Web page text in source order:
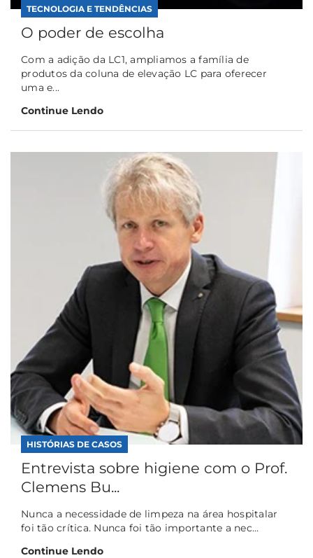
TECNOLOGIA E TENDÊNCIAS
O poder de escolha
Com a adição da LC1, ampliamos a família de
produtos da coluna de elevação LC para oferecer
uma e...
Continue Lendo
HISTÓRIAS DE CASOS
Entrevista sobre higiene com o Prof.
Clemens Bu...
Nunca a necessidade de limpeza na área hospitalar
foi tão crítica. Nunca foi tão importante a nec...
Continue Lendo